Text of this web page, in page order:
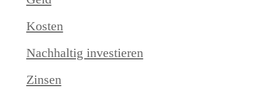
Kosten
Nachhaltig investieren
Zinsen